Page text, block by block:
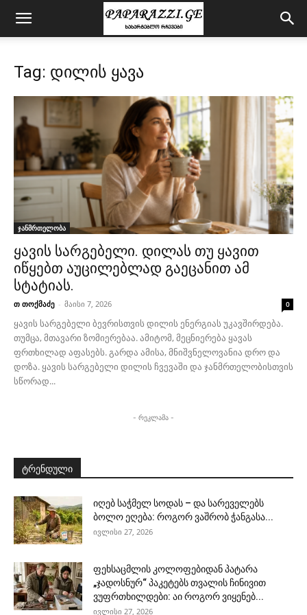
Tag: დილის ყავა
ჯანმრთელობა
ყავის სარგებელი. დილას თუ ყავით
იწყებთ აუცილებლად გაეცანით ამ
სტატიას.
თ თოქმაძე - მაისი 7, 2026 0
ყავის სარგებელი ბევრისთვის დილის ენერგიას უკავშირდება.
თუმცა, მთავარი ზომიერებაა. ამიტომ, მეცნიერება ყავას
ფრთხილად აფასებს. გარდა ამისა, მნიშვნელოვანია დრო და
დოზა. ყავის სარგებელი დილის ჩვევაში და ჯანმრთელობისთვის
სწორად...
- რეკლამა -
ტრენდული
იღებ საჭმელ სოდას – და სარეველებს
ბოლო ეღება: როგორ ვაშრობ ჭანგასა...
ივლისი 27, 2026
ფეხსაცმლის კოლოფებიდან პატარა
„ჯადოსნურ“ პაკეტებს თვალის ჩინივით
ვუფრთხილდები: აი როგორ ვიყენებ...
ივლისი 27, 2026